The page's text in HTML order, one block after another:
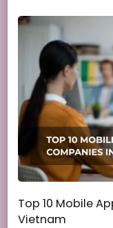
Top 10 Mobile
Vietnam